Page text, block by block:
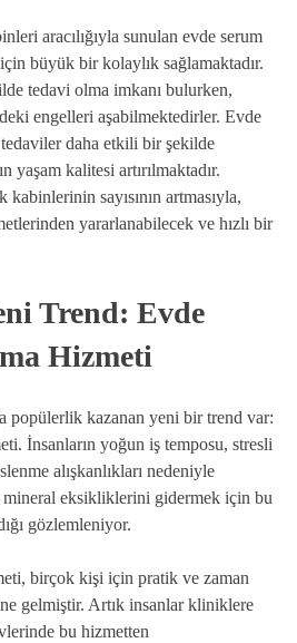
aracılığıyla sunulan evde serum
büyük bir kolaylık sağlamaktadır.
tedavi olma imkanı bulurken,
engelleri aşabilmektedirler. Evde
tedaviler daha etkili bir şekilde
yaşam kalitesi artırılmaktadır.
sayısının artmasıyla,
yararlanabilecek ve hızlı bir
Trend: Evde
Hizmeti
popülerlik kazanan yeni bir trend var:
İnsanların yoğun iş temposu, stresli
alışkanlıkları nedeniyle
eksikliklerini gidermek için bu
gözlemleniyor.
birçok kişi için pratik ve zaman
gelmiştir. Artık insanlar kliniklere
bu hizmetten